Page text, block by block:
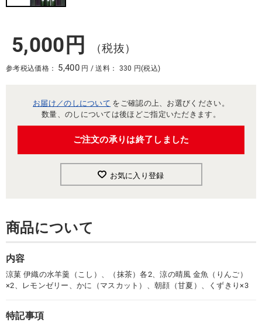
5,000円 （税抜）
参考税込価格： 5,400円 / 送料： 330 円(税込)
お届け／のしについて をご確認の上、お選びください。
数量、のしについては後ほどご指定いただきます。
ご注文の承りは終了しました
お気に入り登録
商品について
内容
涼菓 伊織の水羊羹（こし）、（抹茶）各2、涼の晴風 金魚（りんご）
×2、レモンゼリー、かに（マスカット）、朝顔（甘夏）、くずきり×3
特記事項